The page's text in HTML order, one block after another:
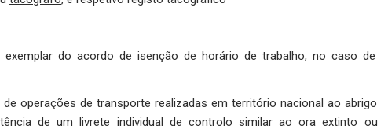
do acordo de isenção de horário de trabalho, no caso de
operações de transporte realizadas em território nacional ao abrigo
de um livrete individual de controlo si­milar ao ora extinto ou